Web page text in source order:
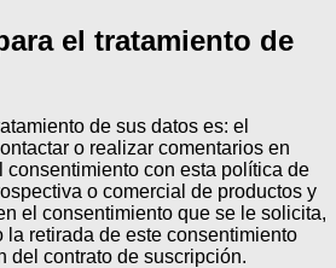
el tratamiento de
de sus datos es: el
o realizar comentarios en
consentimiento con esta política de
o comercial de productos y
el consentimiento que se le solicita,
retirada de este consentimiento
del contrato de suscripción.